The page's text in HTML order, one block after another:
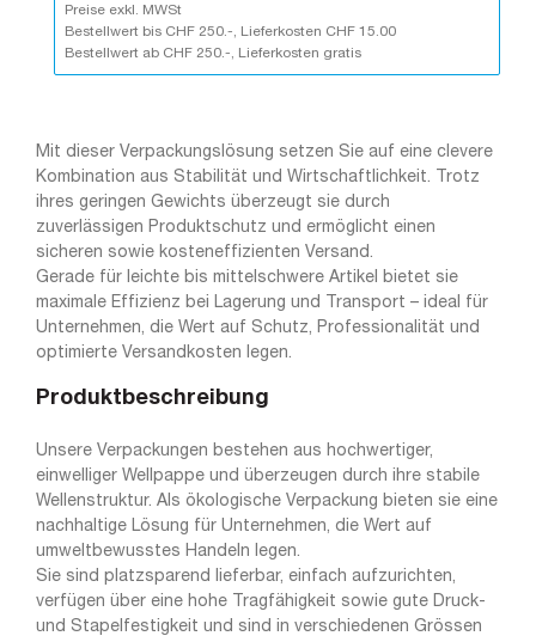
Preise exkl. MWSt
Bestellwert bis CHF 250.-, Lieferkosten CHF 15.00
Bestellwert ab CHF 250.-, Lieferkosten gratis
Mit dieser Verpackungslösung setzen Sie auf eine clevere
Kombination aus Stabilität und Wirtschaftlichkeit. Trotz
ihres geringen Gewichts überzeugt sie durch
zuverlässigen Produktschutz und ermöglicht einen
sicheren sowie kosteneffizienten Versand.
Gerade für leichte bis mittelschwere Artikel bietet sie
maximale Effizienz bei Lagerung und Transport – ideal für
Unternehmen, die Wert auf Schutz, Professionalität und
optimierte Versandkosten legen.
Produktbeschreibung
Unsere Verpackungen bestehen aus hochwertiger,
einwelliger Wellpappe und überzeugen durch ihre stabile
Wellenstruktur. Als ökologische Verpackung bieten sie eine
nachhaltige Lösung für Unternehmen, die Wert auf
umweltbewusstes Handeln legen.
Sie sind platzsparend lieferbar, einfach aufzurichten,
verfügen über eine hohe Tragfähigkeit sowie gute Druck-
und Stapelfestigkeit und sind in verschiedenen Grössen